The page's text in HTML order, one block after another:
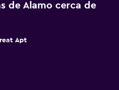
de Alamo cerca de
Apt